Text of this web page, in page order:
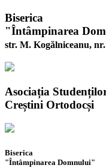
Biserica
"Întâmpinarea
str. M. Kogălniceanu,
Asociația
Creștini Ortodocși
Biserica
"Întâmpinarea Domnului"